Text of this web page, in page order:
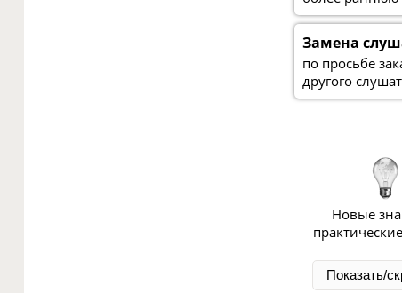
Замена
по просьбе
другого
Новые
Показать/